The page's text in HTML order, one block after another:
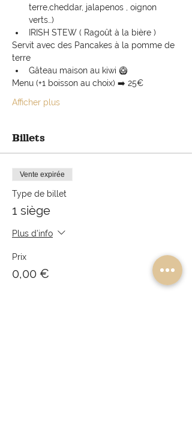
terre,cheddar, jalapenos , oignon
verts…)
IRISH STEW ( Ragoût à la bière )
Servit avec des Pancakes à la pomme de
terre
Gâteau maison au kiwi 🥝
Menu (+1 boisson au choix) ➡️ 25€
Afficher plus
Billets
Vente expirée
Type de billet
1 siège
Plus d'info
Prix
0,00 €